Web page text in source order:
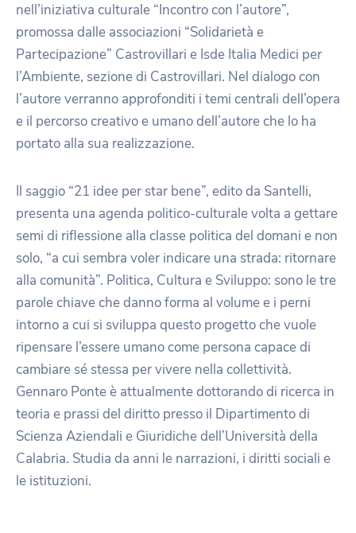
nell’iniziativa culturale “Incontro con l’autore”,
promossa dalle associazioni “Solidarietà e
Partecipazione” Castrovillari e Isde Italia Medici per
l’Ambiente, sezione di Castrovillari. Nel dialogo con
l’autore verranno approfonditi i temi centrali dell’opera
e il percorso creativo e umano dell’autore che lo ha
portato alla sua realizzazione.
Il saggio “21 idee per star bene”, edito da Santelli,
presenta una agenda politico-culturale volta a gettare
semi di riflessione alla classe politica del domani e non
solo, “a cui sembra voler indicare una strada: ritornare
alla comunità”. Politica, Cultura e Sviluppo: sono le tre
parole chiave che danno forma al volume e i perni
intorno a cui si sviluppa questo progetto che vuole
ripensare l’essere umano come persona capace di
cambiare sé stessa per vivere nella collettività.
Gennaro Ponte è attualmente dottorando di ricerca in
teoria e prassi del diritto presso il Dipartimento di
Scienza Aziendali e Giuridiche dell’Università della
Calabria. Studia da anni le narrazioni, i diritti sociali e
le istituzioni.